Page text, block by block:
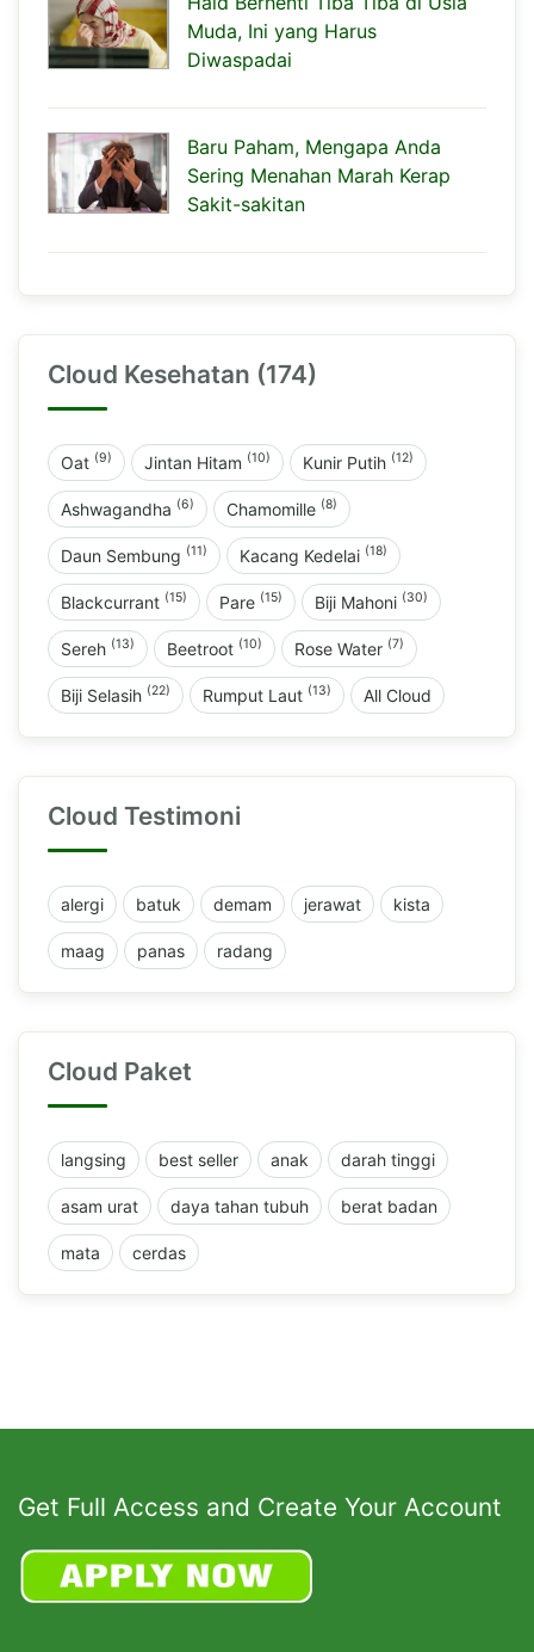
Muda, Ini yang Harus
Diwaspadai
Baru Paham, Mengapa Anda
Sering Menahan Marah Kerap
Sakit-sakitan
Cloud Kesehatan (174)
Oat (9) Jintan Hitam (10) Kunir Putih (12)
Ashwagandha (6) Chamomille (8)
Daun Sembung (11) Kacang Kedelai (18)
Blackcurrant (15) Pare (15) Biji Mahoni (30)
Sereh (13) Beetroot (10) Rose Water (7)
Biji Selasih (22) Rumput Laut (13) All Cloud
Cloud Testimoni
alergi batuk demam jerawat kista
maag panas radang
Cloud Paket
langsing best seller anak darah tinggi
asam urat daya tahan tubuh berat badan
mata cerdas
Get Full Access and Create Your Account